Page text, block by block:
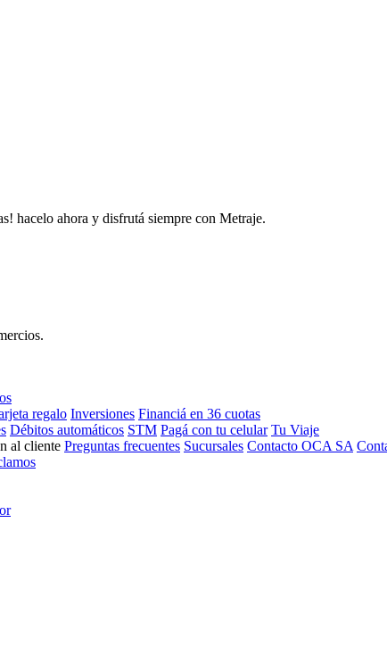
hacelo ahora y disfrutá siempre con Metraje.
regalo Inversiones Financiá en 36 cuotas
Débitos automáticos STM Pagá con tu celular Tu Viaje
al cliente Preguntas frecuentes Sucursales Contacto OCA SA